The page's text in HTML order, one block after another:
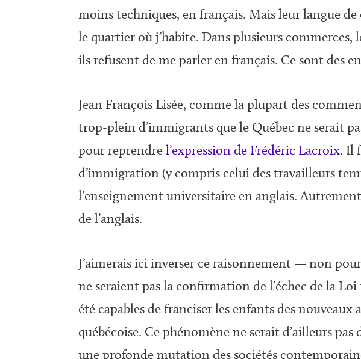
moins techniques, en français. Mais leur langue
le quartier où j’habite. Dans plusieurs
ils refusent de me parler en français. Ce sont des
Jean François Lisée, comme la plupart des
trop-plein d’immigrants que le Québec ne serait
pour reprendrel’expression de Frédéric Lacroix. Il
d’immigration (y compris celui des travailleurs
l’enseignement universitaire en anglais.
de l’anglais.
J’aimerais ici inverser ce raisonnement — non
ne seraient pas la confirmation de l’échec de la
été capables de franciser les enfants des
québécoise. Ce phénomène ne serait d’ailleurs
une profonde mutation des sociétés